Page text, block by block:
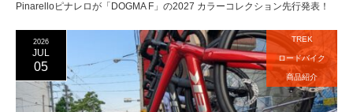
Pinarelloピナレロが「DOGMA F」の2027 カラーコレクション先行発表！
2026
JUL
05
TREK
ロードバイク
商品紹介